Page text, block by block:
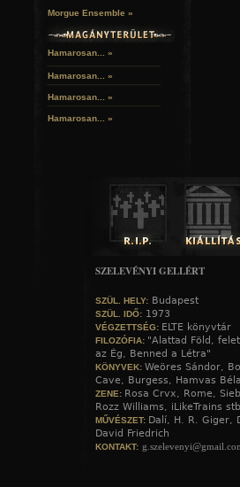
Morgue Ensemble »
Hamarosan... »
Hamarosan... »
Hamarosan... »
Hamarosan... »
SZELEVÉNYI GELLÉRT
SZÜL. HELY: Budapest
SZÜL. IDŐ: 1973
VÉGZETTSÉG: ELTE könyvtár
FILOZÓFIA: "Alattad Föld,
az Ég, Benned a Létra"
KÖNYVEK: Weöres Sándor,
Cave, Burgess, Hamvas Béla
ZENE: Rosa Crvx, Rome,
Rozz Williams, iLikeTrains
MŰVÉSZET: Dalí, H. R. Giger,
David Friedrich
KONTAKT: